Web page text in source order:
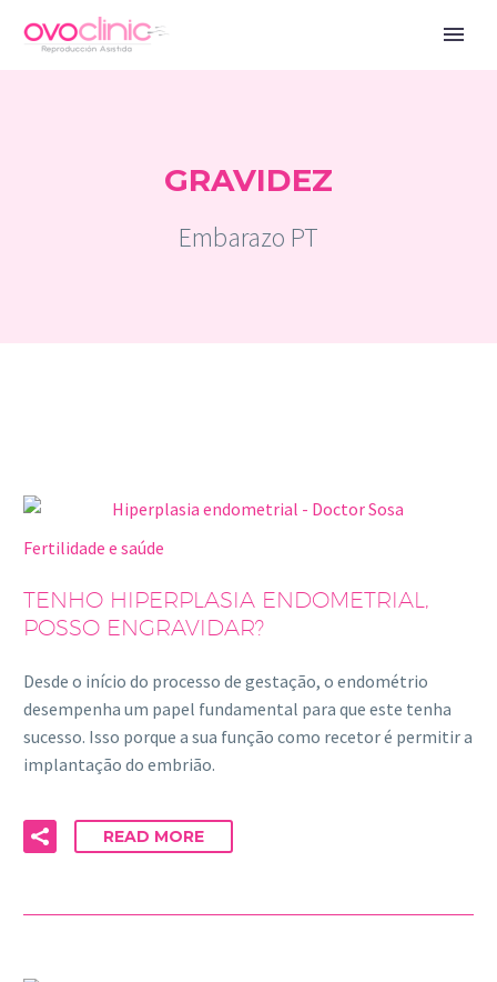
GRAVIDEZ
Embarazo PT
Fertilidade e saúde
TENHO HIPERPLASIA ENDOMETRIAL,
POSSO ENGRAVIDAR?
Desde o início do processo de gestação, o endométrio
desempenha um papel fundamental para que este tenha
sucesso. Isso porque a sua função como recetor é permitir a
implantação do embrião.
READ MORE